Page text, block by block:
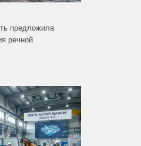
предложила
речной